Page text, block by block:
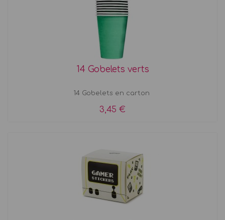
14 Gobelets verts
14 Gobelets en carton
3,45 €